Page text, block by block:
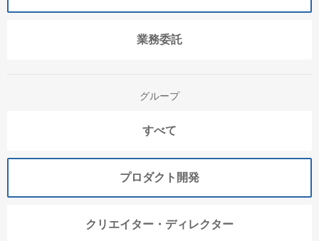
業務委託
グループ
すべて
プロダクト開発
クリエイター・ディレクター